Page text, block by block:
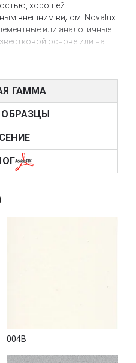
хорошей
внешним видом. Novalux
или аналогичные
основе или на
также можно наносить
или
ГАММА
ОБРАЗЦЫ
004B